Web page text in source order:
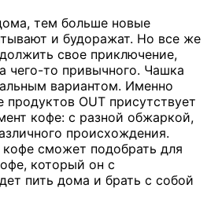
тем больше новые
и будоражат. Но все же
свое приключение,
чего-то привычного. Чашка
вариантом. Именно
продуктов OUT присутствует
кофе: с разной обжаркой,
происхождения.
сможет подобрать для
который он с
пить дома и брать с собой